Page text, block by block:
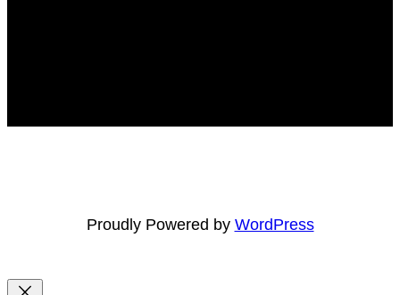
Proudly Powered by WordPress